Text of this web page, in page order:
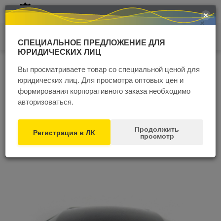
+7 (4852) 60 77 05
Главная Каталог
Средства индивидуальной защиты (СИЗ)
Средства защиты органов зрения
Маски Маски сварщика
Маска сварщика хамелеон ВЕЛДЕР Ф6
(WELDER) черная
СПЕЦЦЕНА
×
СПЕЦИАЛЬНОЕ ПРЕДЛОЖЕНИЕ ДЛЯ
ЮРИДИЧЕСКИХ ЛИЦ
Вы просматриваете товар со специальной ценой для
юридических лиц. Для просмотра оптовых цен и
формирования корпоративного заказа необходимо
авторизоваться.
Регистрация в ЛК Продолжить
просмотр